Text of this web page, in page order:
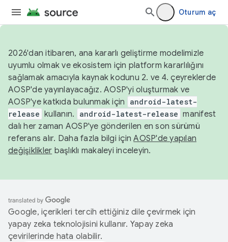
Oturum aç
2026'dan itibaren, ana kararlı geliştirme modelimizle
uyumlu olmak ve ekosistem için platform kararlılığını
sağlamak amacıyla kaynak kodunu 2. ve 4. çeyreklerde
AOSP'de yayınlayacağız. AOSP'yi oluşturmak ve
AOSP'ye katkıda bulunmak için
android-latest-
release kullanın. android-latest-release manifest
dalı her zaman AOSP'ye gönderilen en son sürümü
referans alır. Daha fazla bilgi içinAOSP'de yapılan
değişiklikler başlıklı makaleyi inceleyin.
Google, içerikleri tercih ettiğiniz dile çevirmek için
yapay zeka teknolojisini kullanır. Yapay zeka
çevirilerinde hata olabilir.